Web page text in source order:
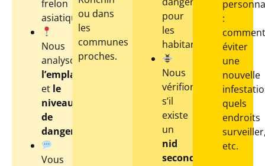
frelon
asiatique…)
Nous
analysons
l’emplacement
et le
niveau
de
danger
Vous
ou dans
les
communes
proches.
pour
les
habitants
Nous
vérifions
s’il
existe
un
nid
secondaire
:
comment
éviter
une
nouvelle
quels
endroits
etc.